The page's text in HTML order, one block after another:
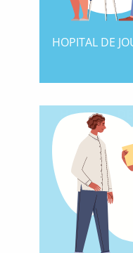
HOPITAL DE
HOPITAL